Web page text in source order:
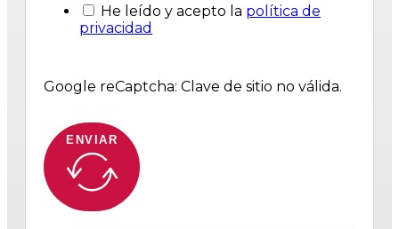
He leído y acepto la política de
privacidad
Google reCaptcha: Clave de sitio no válida.
ENVIAR